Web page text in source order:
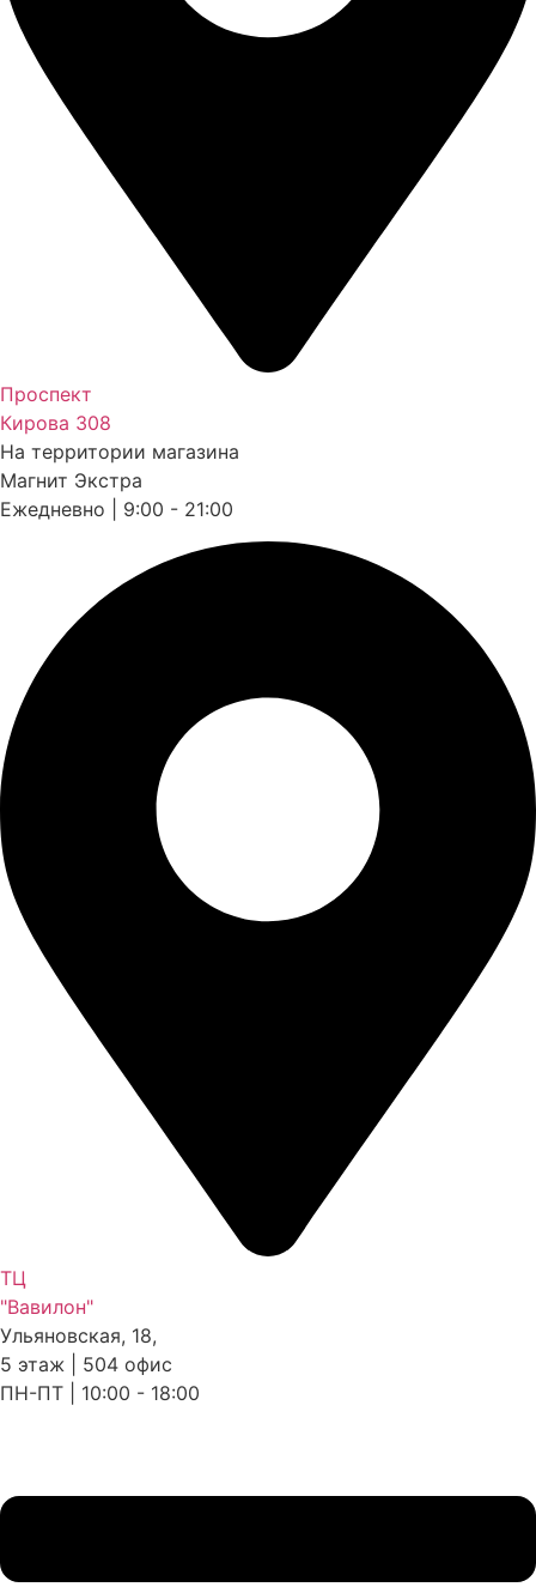
Проспект
Кирова 308
На территории магазина
Магнит Экстра
Ежедневно | 9:00 - 21:00
ТЦ
"Вавилон"
Ульяновская, 18,
5 этаж | 504 офис
ПН-ПТ | 10:00 - 18:00